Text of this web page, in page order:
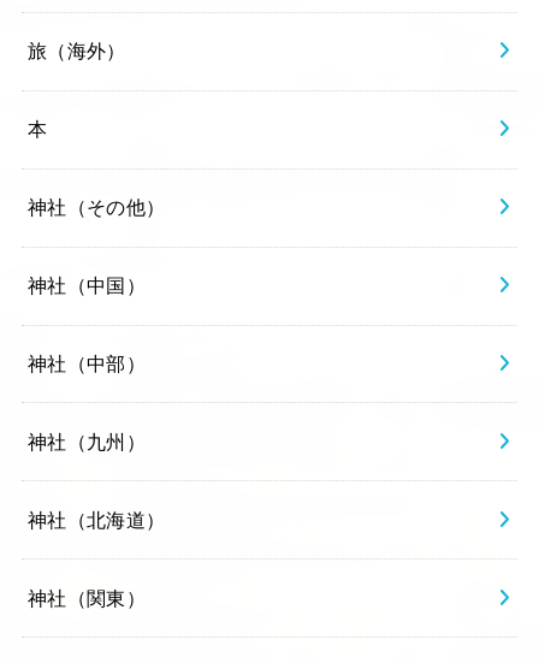
旅（海外）
本
神社（その他）
神社（中国）
神社（中部）
神社（九州）
神社（北海道）
神社（関東）